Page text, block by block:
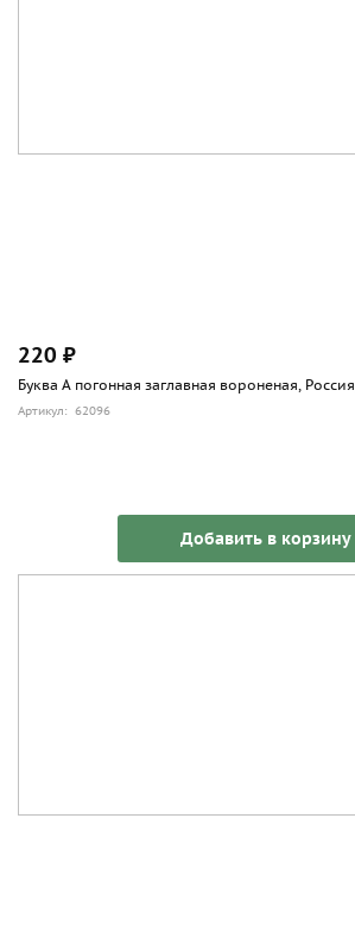
220 ₽
Буква А погонная заглавная вороненая,
Артикул: 62096
Добавить в корзину